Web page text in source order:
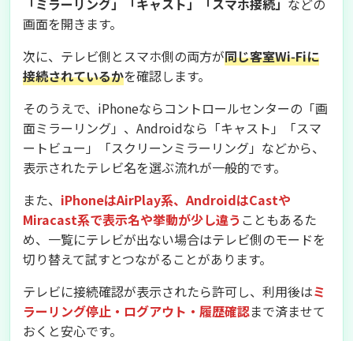
「ミラーリング」「キャスト」「スマホ接続」 などの
画面を開きます。
次に、テレビ側とスマホ側の両方が同じ客室Wi‑Fiに
接続されているかを確認します。
そのうえで、iPhoneならコントロールセンターの「画
面ミラーリング」、Androidなら「キャスト」「スマ
ートビュー」「スクリーンミラーリング」などから、
表示されたテレビ名を選ぶ流れが一般的です。
また、 iPhoneはAirPlay系、AndroidはCastや
Miracast系で表示名や挙動が少し違う こともあるた
め、一覧にテレビが出ない場合はテレビ側のモードを
切り替えて試すとつながることがあります。
テレビに接続確認が表示されたら許可し、利用後はミ
ラーリング停止・ログアウト・履歴確認まで済ませて
おくと安心です。